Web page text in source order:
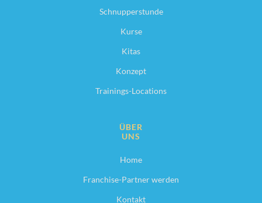
Schnupperstunde
Kurse
Kitas
Konzept
Trainings-Locations
ÜBER
UNS
Home
Franchise-Partner werden
Kontakt